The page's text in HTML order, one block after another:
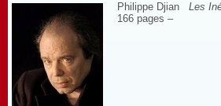
Philippe DjianLes
166 pages –